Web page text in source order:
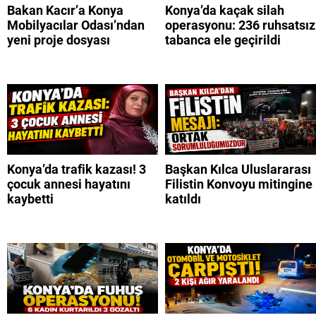
Bakan Kacır’a Konya
Mobilyacılar Odası’ndan
yeni proje dosyası
Konya’da kaçak silah
operasyonu: 236 ruhsatsız
tabanca ele geçirildi
Konya’da trafik kazası! 3
çocuk annesi hayatını
kaybetti
Başkan Kılca Uluslararası
Filistin Konvoyu mitingine
katıldı